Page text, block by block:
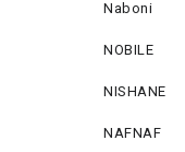
Naboni
NOBILE
NISHANE
NAFNAF